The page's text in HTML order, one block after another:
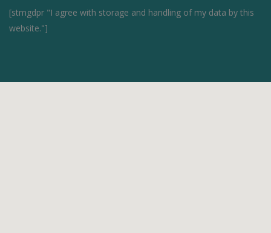
[stmgdpr "I agree with storage and handling of my data by this
website."]